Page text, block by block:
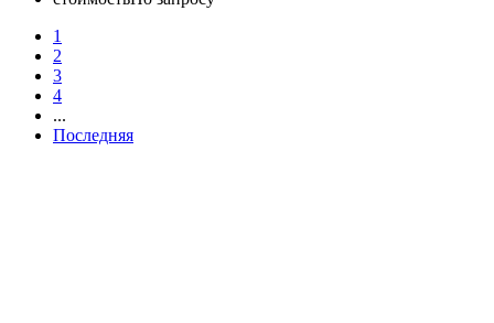
1
2
3
4
...
Последняя